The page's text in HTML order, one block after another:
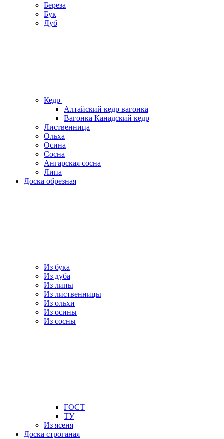
Береза
Бук
Дуб
Кедр
Алтайский кедр вагонка
Вагонка Канадский кедр
Лиственница
Ольха
Осина
Сосна
Ангарская сосна
Липа
Доска обрезная
Из бука
Из дуба
Из липы
Из лиственницы
Из ольхи
Из осины
Из сосны
ГОСТ
ТУ
Из ясеня
Доска строганая